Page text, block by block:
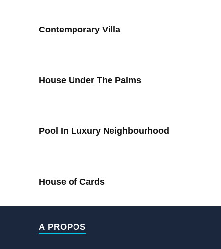
Contemporary Villa
House Under The Palms
Pool In Luxury Neighbourhood
House of Cards
A PROPOS